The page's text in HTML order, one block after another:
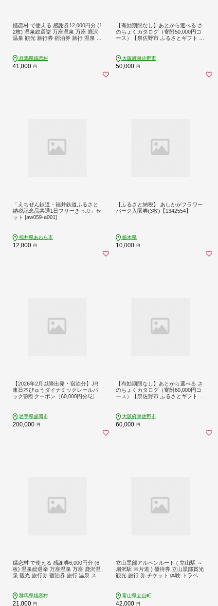
嬬恋村 で使える 感謝券12,000円分 (1
2枚) 温泉総選挙 万座温泉 万座 鹿沢
温泉 観光 旅行券 宿泊券 旅行 温泉 ス
北軽井沢エリア 関東 12000円 クーポ
ン チケット 国内旅行 お泊り 日帰り
観光地応援 [AO005tu]
群馬県嬬恋村
41,000 円
【有効期限なし】あとから選べる さ
のちょくカタログ（寄附50,000円コ
ース）【泉佐野市 ふるさとギフト 40
タログギフト あとからセレクト】 sn
023
大阪府泉佐野市
50,000 円
「えちぜん鉄道・福井鉄道ふるさと
納税記念品共通1日フリーきっぷ」セ
ット [aw059-a001]
福井県あわら市
12,000 円
【ふるさと納税】 あしかがフラワー
パーク入園券(3枚)【1342554】
栃木県
10,000 円
【2026年2月以降出発・宿泊分】JR
東日本びゅうダイナミックレールパ
ック割引クーポン（60,000円分/岩手
岩手県盛岡市
200,000 円
【有効期限なし】あとから選べる さ
のちょくカタログ（寄附60,000円コ
ース）【泉佐野市 ふるさとギフト 40
タログギフト あとからセレクト】 sn
030
大阪府泉佐野市
60,000 円
嬬恋村 で使える 感謝券6,000円分 (6
枚) 温泉総選挙 万座温泉 万座 鹿沢温
泉 観光 旅行券 宿泊券 旅行 温泉 スキ
軽井沢エリア 関東 6000円 クーポン
チケット 国内旅行 お泊り 日帰り 観
群馬県嬬恋村
21,000 円
立山黒部アルペンルート ( 立山駅 ～
扇沢駅 ※片道 ) 優待券 立山黒部貫光
観光 旅行 券 チケット 体験 トラベル
富山県立山町
42,000 円